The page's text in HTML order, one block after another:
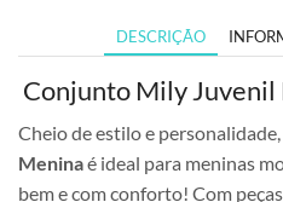
DESCRIÇÃO
Conjunto Mily Juvenil
Cheio de estilo e personalidade,
Meninaé ideal para meninas
bem e com conforto! Com